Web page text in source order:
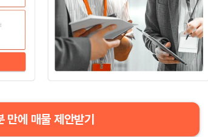
만에 매물 제안받기